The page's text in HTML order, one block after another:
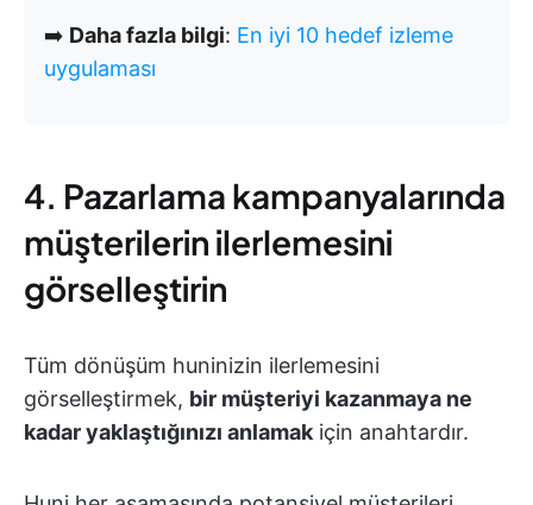
➡️ Daha fazla bilgi: En iyi 10 hedef izleme
uygulaması
4. Pazarlama kampanyalarında
müşterilerin ilerlemesini
görselleştirin
Tüm dönüşüm huninizin ilerlemesini
görselleştirmek, bir müşteriyi kazanmaya ne
kadar yaklaştığınızı anlamak için anahtardır.